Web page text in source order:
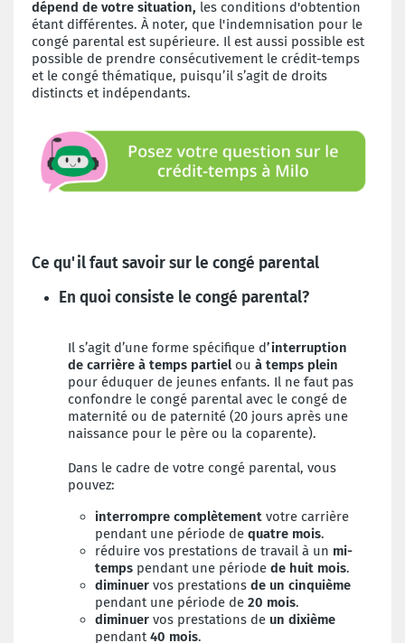
dépend de votre situation, les conditions d'obtention
étant différentes. À noter, que l'indemnisation pour le
congé parental est supérieure. Il est aussi possible est
possible de prendre consécutivement le crédit-temps
et le congé thématique, puisqu’il s’agit de droits
distincts et indépendants.
Ce qu'il faut savoir sur le congé parental
En quoi consiste le congé parental?
Il s’agit d’une forme spécifique d’interruption
de carrière à temps partielou à temps plein
pour éduquer de jeunes enfants. Il ne faut pas
confondre le congé parental avec le congé de
maternité ou de paternité (20 jours après une
naissance pour le père ou la coparente).
Dans le cadre de votre congé parental, vous
pouvez:
interrompre complètement votre carrière
pendant une période de quatre mois.
réduire vos prestations de travail à un mi-
temps pendant une période de huit mois.
diminuer vos prestations de un cinquième
pendant une période de 20 mois.
diminuer vos prestations de un dixième
pendant 40 mois.